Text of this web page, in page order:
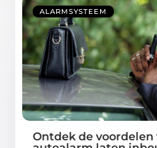
ALARMSYSTEEM
Ontdek de voordelen